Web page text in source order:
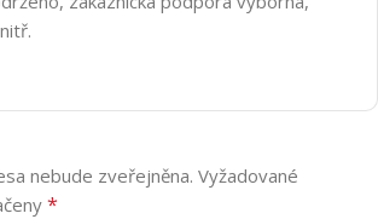
nebude zveřejněna. Vyžadované
*